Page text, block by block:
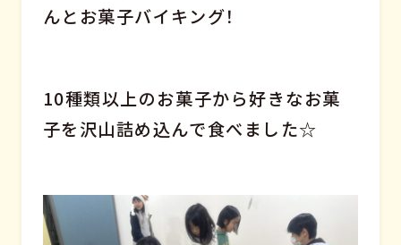
んとお菓子バイキング！
10種類以上のお菓子から好きなお菓
子を沢山詰め込んで食べました☆